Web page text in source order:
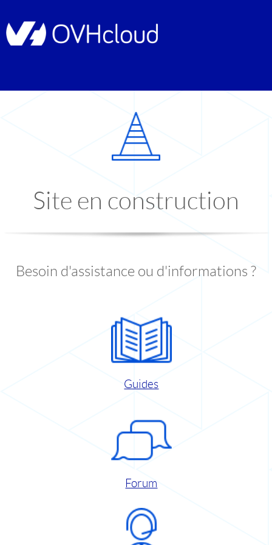
Site en construction
Besoin d'assistance ou d'informations ?
Guides
Forum